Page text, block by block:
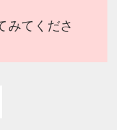
みてくださ